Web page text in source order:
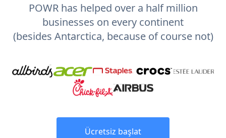
POWR has helped over a half million
businesses on every continent
(besides Antarctica, because of course not)
Ücretsiz başlat